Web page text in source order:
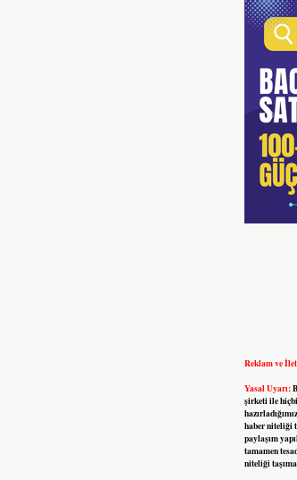
Reklam ve
Yasal Uyarı:
şirketi ile
haber niteliği
paylaşım
tamamen
niteliği